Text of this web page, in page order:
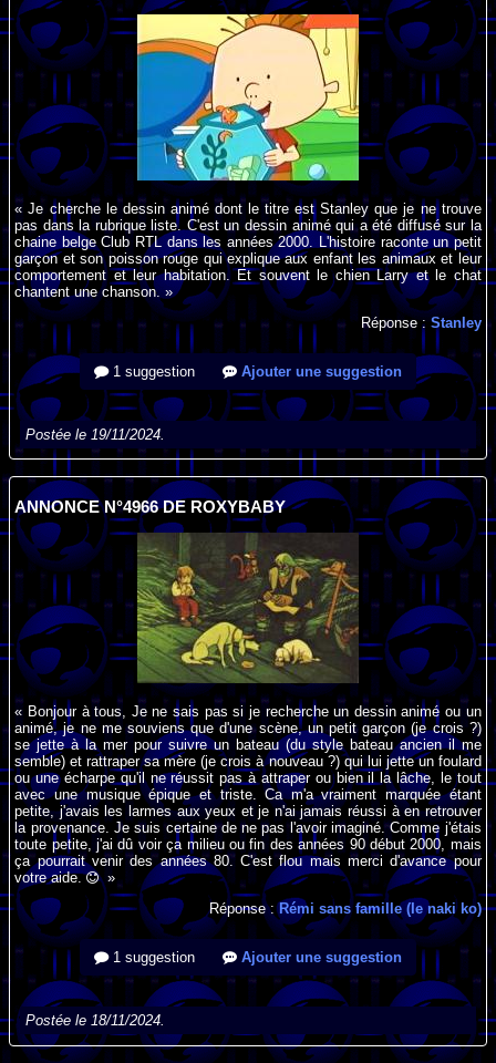
« Je cherche le dessin animé dont le titre est Stanley que je ne trouve
pas dans la rubrique liste. C'est un dessin animé qui a été diffusé sur la
chaine belge Club RTL dans les années 2000. L'histoire raconte un petit
garçon et son poisson rouge qui explique aux enfant les animaux et leur
comportement et leur habitation. Et souvent le chien Larry et le chat
chantent une chanson. »
Réponse :Stanley
1 suggestion Ajouter une suggestion
Postée le 19/11/2024.
ANNONCE N°4966 DE ROXYBABY
« Bonjour à tous, Je ne sais pas si je recherche un dessin animé ou un
animé, je ne me souviens que d'une scène, un petit garçon (je crois ?)
se jette à la mer pour suivre un bateau (du style bateau ancien il me
semble) et rattraper sa mère (je crois à nouveau ?) qui lui jette un foulard
ou une écharpe qu'il ne réussit pas à attraper ou bien il la lâche, le tout
avec une musique épique et triste. Ca m'a vraiment marquée étant
petite, j'avais les larmes aux yeux et je n'ai jamais réussi à en retrouver
la provenance. Je suis certaine de ne pas l'avoir imaginé. Comme j'étais
toute petite, j'ai dû voir ça milieu ou fin des années 90 début 2000, mais
ça pourrait venir des années 80. C'est flou mais merci d'avance pour
votre aide.
»
Réponse : Rémi sans famille (Ie naki ko)
1 suggestion Ajouter une suggestion
Postée le 18/11/2024.